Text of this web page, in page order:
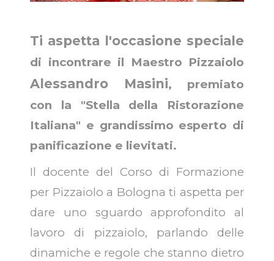
Ti aspetta l'occasione speciale
di incontrare il Maestro Pizzaiolo
Alessandro Masini, premiato
con la "Stella della Ristorazione
Italiana" e grandissimo esperto di
panificazione e lievitati.
Il docente del Corso di Formazione
per Pizzaiolo a Bologna ti aspetta per
dare uno sguardo approfondito al
lavoro di pizzaiolo, parlando delle
dinamiche e regole che stanno dietro